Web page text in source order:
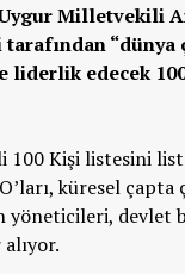
Uygur Milletvekili
“dünya
liderlik edecek
100 Kişi listesini
küresel çapta
yöneticileri, devlet